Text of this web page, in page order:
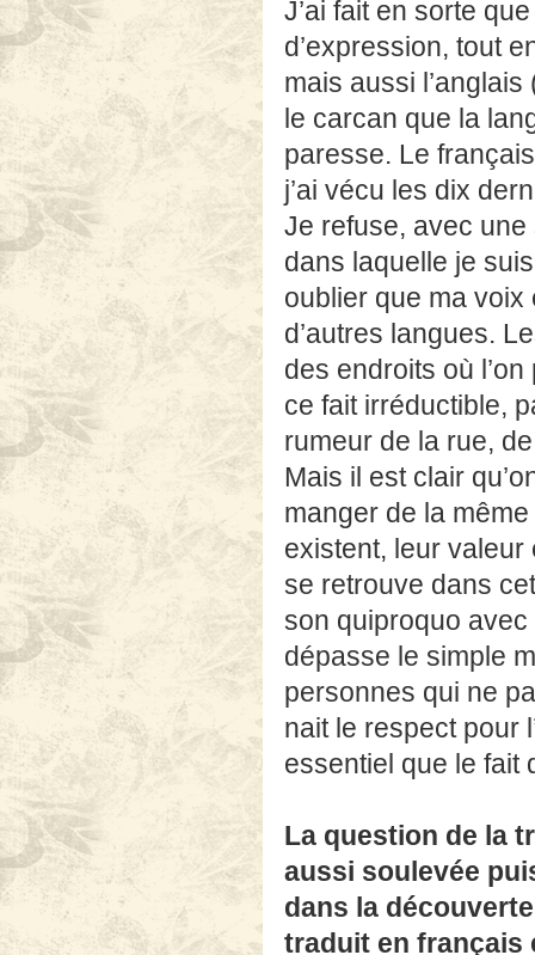
J’ai fait en sorte
d’expression, tout
mais aussi
le carcan que la
paresse. Le
j’ai vécu les dix
Je refuse, avec une
dans laquelle je
oublier que ma
d’autres langues.
des endroits où
ce fait irréductible,
rumeur de la rue,
Mais il est clair
manger de la
existent, leur
se retrouve dans
son quiproquo
dépasse le simple
personnes qui ne
nait le respect pour
essentiel que le fait
La question de la
aussi soulevée
dans la
traduit en français